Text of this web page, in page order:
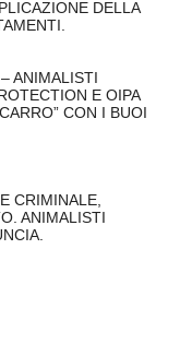
DELLA
ANIMALISTI
E OIPA
CON I BUOI
CRIMINALE,
ANIMALISTI